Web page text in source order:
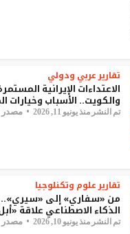
تقاريرعربي ودولي
الاعتداءات الإيرانية
والكويت.. الأسباب وخيارات
تم النشر منذ يونيو 11, 2026 مصدر
تقاريرعلوم وتكنلوجيا
من «سفاري» إلى
الذكاء الاصطناعي علاقة
تم النشر منذ يونيو 10, 2026 مصدر